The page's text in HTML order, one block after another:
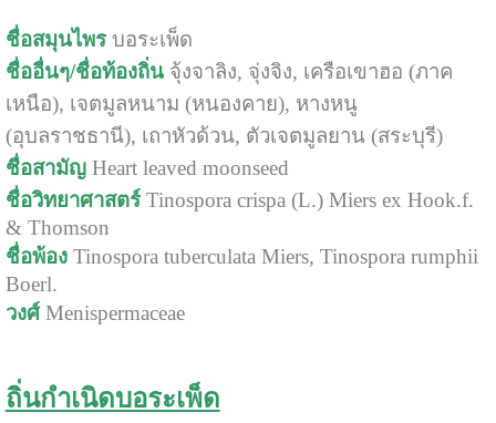
ชื่อสมุนไพร บอระเพ็ด
ชื่ออื่นๆ/ชื่อท้องถิ่นจุ้งจาลิง, จุ่งจิง, เครือเขาฮอ (ภาค
เหนือ), เจตมูลหนาม (หนองคาย), หางหนู
(อุบลราชธานี), เถาหัวด้วน, ตัวเจตมูลยาน (สระบุรี)
ชื่อสามัญHeart leaved moonseed
ชื่อวิทยาศาสตร์ Tinospora crispa (L.) Miers ex Hook.f.
& Thomson
ชื่อพ้องTinospora tuberculata Miers, Tinospora rumphii
Boerl.
วงศ์Menispermaceae
ถิ่นกำเนิดบอระเพ็ด